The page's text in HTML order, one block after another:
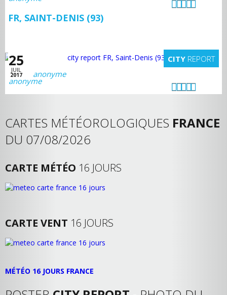
FR, SAINT-DENIS (93)
25
JUIL
2017
CITY REPORT
anonyme
CARTES MÉTÉOROLOGIQUES FRANCE
DU 07/08/2026
CARTE MÉTÉO 16 JOURS
CARTE VENT 16 JOURS
MÉTÉO 16 JOURS FRANCE